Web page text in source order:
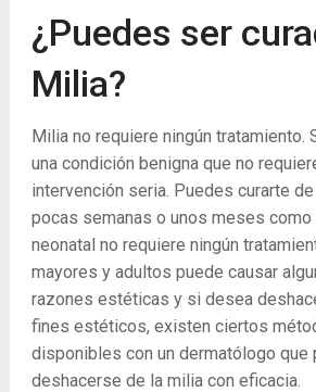
¿Puedes ser
Milia?
Milia no requiere ningún tratamiento.
una condición benigna que no
intervención seria. Puedes curarte
pocas semanas o unos meses como
neonatal no requiere ningún
mayores y adultos puede causar
razones estéticas y si desea
fines estéticos, existen ciertos
disponibles con un dermatólogo que
deshacerse de la milia con eficacia.